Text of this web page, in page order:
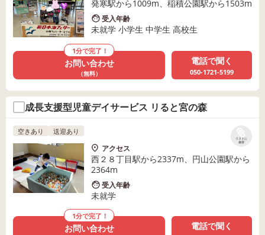
発寒駅から1009m、稲積公園駅から1503m
受入年齢
未就学 小学生 中学生 高校生
1分で完了！
お問い合わせ
（無料）
電話で聞く
050-1721-5199
成長支援型児童デイサービス リると宮の森
リストに
保存
空きあり 送迎あり
アクセス
西２８丁目駅から2337m、円山公園駅から
2364m
受入年齢
未就学
1分で完了！
お問い合わせ 電話で聞く